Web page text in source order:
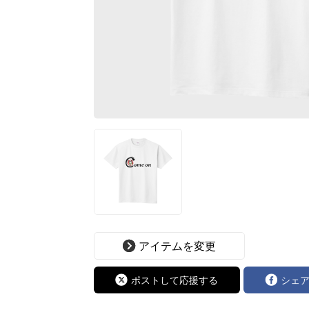
アイテムを変更
ポストして応援する シェ